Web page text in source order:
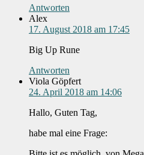
Antworten
Alex
17. August 2018 am 17:45
Big Up Rune
Antworten
Viola Göpfert
24. April 2018 am 14:06
Hallo, Guten Tag,
habe mal eine Frage: